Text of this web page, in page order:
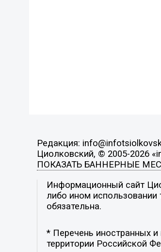
Редакция:
Циолковский, © 2005-2026
ПОКАЗАТЬ БАННЕРНЫЕ
Информационный сайт
либо ином использовании
обязательна.
* Перечень иностранных
территории Российской